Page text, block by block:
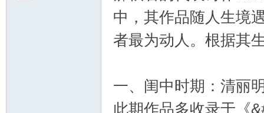
中，其作品随人生境
者最为动人。根据其
一、闺中时期：清丽
此期作品多收录于《